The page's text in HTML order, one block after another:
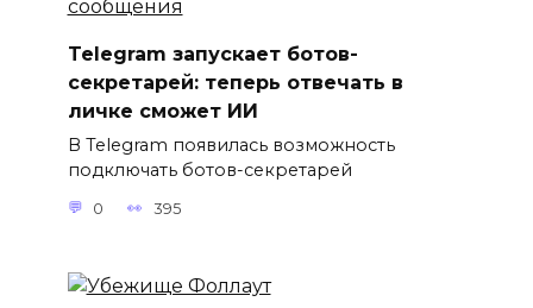
Telegram запускает ботов-
секретарей: теперь отвечать в
личке сможет ИИ
В Telegram появилась возможность
подключать ботов-секретарей
0 395